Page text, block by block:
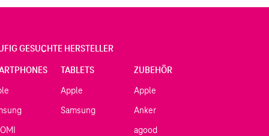
GESUCHTE HERSTELLER
TABLETS
Apple
Samsung
ZUBEHÖR
Apple
Anker
agood